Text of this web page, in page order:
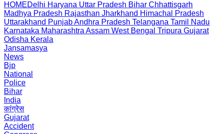
HOMEDelhi Haryana Uttar Pradesh Bihar Chhattisgarh
Madhya Pradesh Rajasthan Jharkhand Himachal Pradesh
Uttarakhand PunjabAndhra Pradesh Telangana Tamil Nadu
Karnataka Maharashtra Assam West Bengal Tripura Gujarat
Odisha Kerala
Jansamasya
News
Bjp
National
Police
Bihar
India
कांग्रेस
Gujarat
Accident